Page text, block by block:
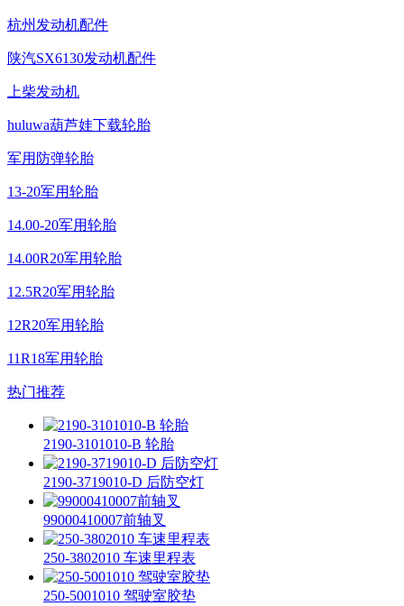
杭州发动机配件
陕汽SX6130发动机配件
上柴发动机
huluwa葫芦娃下载轮胎
军用防弹轮胎
13-20军用轮胎
14.00-20军用轮胎
14.00R20军用轮胎
12.5R20军用轮胎
12R20军用轮胎
11R18军用轮胎
热门推荐
2190-3101010-B 轮胎
2190-3719010-D 后防空灯
99000410007前轴叉
250-3802010 车速里程表
250-5001010 驾驶室胶垫